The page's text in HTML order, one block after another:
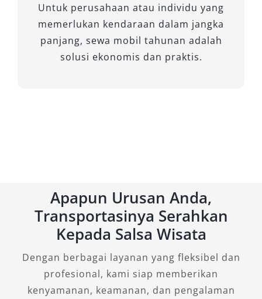
Untuk perusahaan atau individu yang
memerlukan kendaraan dalam jangka
panjang, sewa mobil tahunan adalah
solusi ekonomis dan praktis.
Apapun Urusan Anda,
Transportasinya Serahkan
Kepada Salsa Wisata
Dengan berbagai layanan yang fleksibel dan
profesional, kami siap memberikan
kenyamanan, keamanan, dan pengalaman